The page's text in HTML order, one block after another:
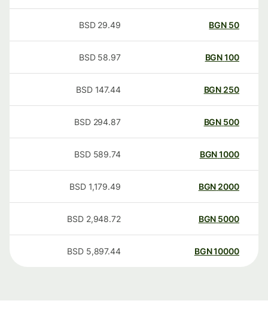
50
BGN
29.49
BSD
100
BGN
58.97
BSD
250
BGN
147.44
BSD
500
BGN
294.87
BSD
1000
BGN
589.74
BSD
2000
BGN
1,179.49
BSD
5000
BGN
2,948.72
BSD
10000
BGN
5,897.44
BSD